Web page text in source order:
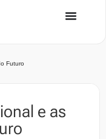
Futuro
e as